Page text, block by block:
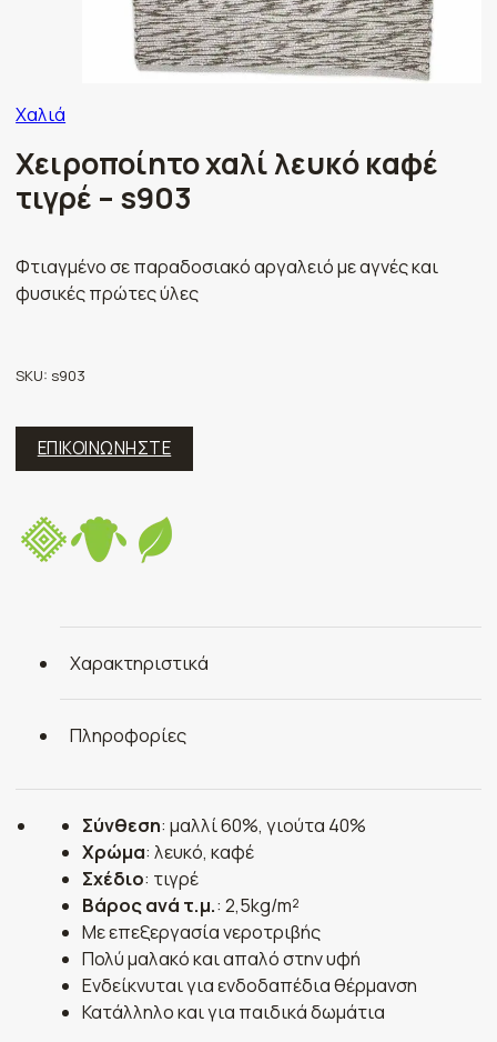
Χαλιά
Χειροποίητο χαλί λευκό καφέ
τιγρέ – s903
Φτιαγμένο σε παραδοσιακό αργαλειό με αγνές και
φυσικές πρώτες ύλες
SKU:s903
ΕΠΙΚΟΙΝΩΝΗΣΤΕ
Χαρακτηριστικά
Πληροφορίες
Σύνθεση: μαλλί 60%, γιούτα 40%
Χρώμα: λευκό, καφέ
Σχέδιο: τιγρέ
Βάρος ανά τ.μ.: 2,5kg/m²
Με επεξεργασία νεροτριβής
Πολύ μαλακό και απαλό στην υφή
Ενδείκνυται για ενδοδαπέδια θέρμανση
Κατάλληλο και για παιδικά δωμάτια